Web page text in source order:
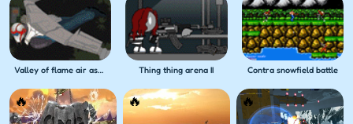
Valley of flame air assault Thing thing arena II Contra snowfield battle